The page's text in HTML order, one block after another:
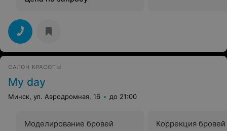
САЛОН КРАСОТЫ
My day
Минск, ул. Аэродромная, 16 до 21:00
Моделирование бровей
Коррекция бровей